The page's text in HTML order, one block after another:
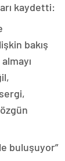
kaydetti:
bakış
buluşuyor”